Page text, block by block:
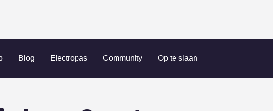
Blog Electropas Community Op te slaan
County